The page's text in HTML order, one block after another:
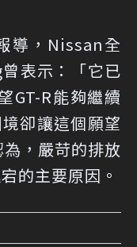
導，Nissan全
表示：「它已
GT-R能夠繼續
卻讓這個願望
，嚴苛的排放
的主要原因。